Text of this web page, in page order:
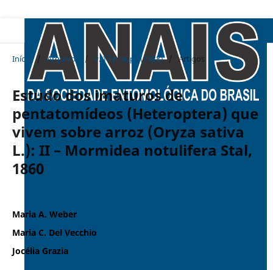
Início / Arquivos / v. 17 n. supl. (1988) / Artigos
Estudo dos imaturos de
pentatomídeos (Heteroptera) que
vivem sobre arroz (Oryza sativa
L.): II – Mormidea notulifera Stal,
1860
Maria A. Weber
Maria C. Del Vecchio
Jocélia Grazia